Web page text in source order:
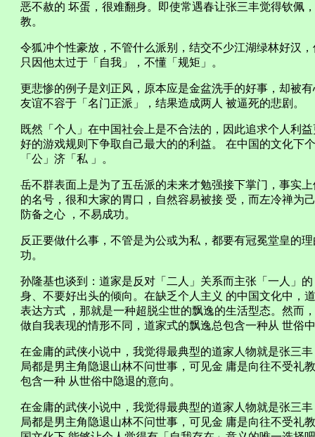
恶不赦的 坏蛋，很难翻身。即使常遇春让张三丰觉得钦佩
教。
令狐冲个性豪放，不管什么派别，结交不少江湖绿林好汉
只因他太过于「自我」，不懂「规矩」。
更悲惨的例子是刘正风，原本应是金盆洗手的好事，却被
友谊不容于「名门正派」，结果造成两人 被逼死的悲剧。
既然「个人」在中国社会上是不合法的，因此追求个人利
好的游戏规则下争取自己最大的的利益。 在中国的文化下
「公」济「私 」。
岳不群表面上是为了五岳派的未来才勉强接下掌门，事实
的名号，很和大家的胃口，自然容易被接 受，而左冷禅为
防备之心 ，不易成功。
反正要做什么事，不管是为公或为私，都要有冠冕堂皇的
功。
孙隆基也谈到：道家是反对「二人」关系而主张「一人」
身、不要好出头的倾向。在缺乏个人主义 的中国文化中，
表达方式 ，那就是一种超脱尘世的飘逸的生活型态。然而
做自我表现的情形不同，道家式的飘逸总包含一种从 世俗
在金庸的武侠小说中，我觉得最典型的道家人物就是张三
局都是男主角隐退山林不问世事，可见金 庸是向往不受礼
包含一种 从世俗中隐退的意向。
在金庸的武侠小说中，我觉得最典型的道家人物就是张三
局都是男主角隐退山林不问世事，可见金 庸是向往不受礼